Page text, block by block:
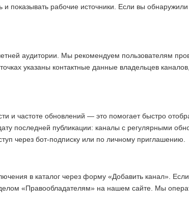
и показывать рабочие источники. Если вы
аудитории. Мы рекомендуем пользователям
указаны контактные данные владельцев
и частоте обновлений — это помогает быстро
последней публикации: каналы с регулярными
через бот-подписку или по личному приглашению.
в каталог через форму «Добавить канал».
«Правообладателям» на нашем сайте. Мы